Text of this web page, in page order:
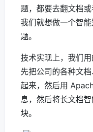
题，都要去翻文档
我们就想做一个智
题。
技术实现上，我们
先把公司的各种文
起来，然后用
息，然后将长文档
块。